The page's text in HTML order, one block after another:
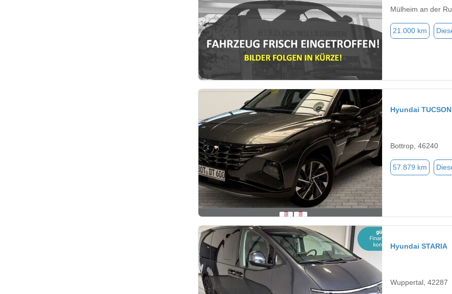
Mülheim an der
21.000 km
Hyundai TUCSON
Bottrop, 46240
57.879 km
Hyundai STARIA
Wuppertal, 42287